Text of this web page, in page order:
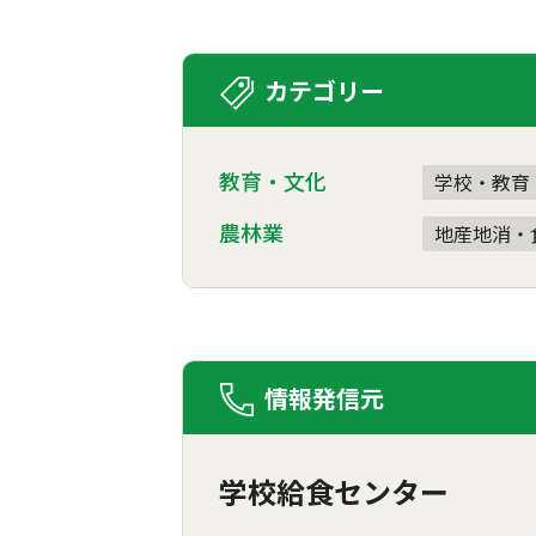
カテゴリー
教育・文化 学校・教育
農林業 地産地消・
情報発信元
学校給食センター